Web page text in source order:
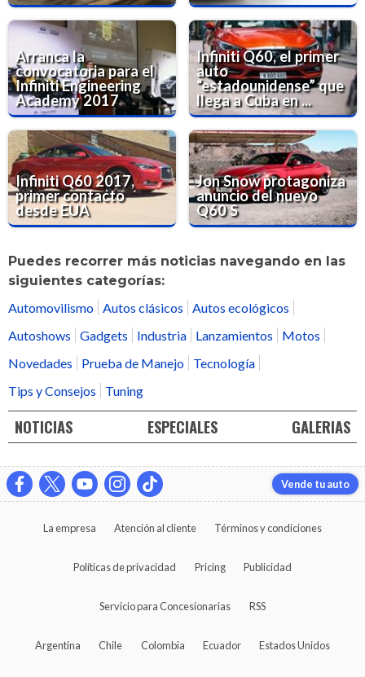
Arranca la
convocatoria para el
Infiniti Engineering
Academy 2017
Infiniti Q60, el primer
auto
“estadounidense” que
llega a Cuba en ...
Infiniti Q60 2017,
primer contacto
desde EUA
Jon Snow protagoniza
anuncio del nuevo
Q60 S
Puedes recorrer más noticias navegando en las
siguientes categorías:
Automovilismo
Autos clásicos
Autos ecológicos
Autoshows
Gadgets Industria Lanzamientos
Motos
Novedades
Prueba de Manejo
Tecnología
Tips y Consejos
Tuning
NOTICIAS ESPECIALES GALERIAS
Vende tu auto
La empresa Atención al cliente Términos y condiciones
Políticas de privacidad Pricing Publicidad
Servicio para Concesionarias RSS
Argentina Chile Colombia Ecuador Estados Unidos